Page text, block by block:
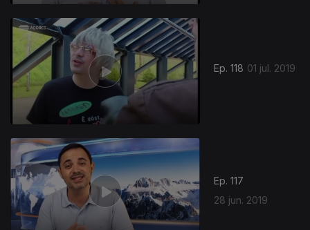
Ep. 118 01 jul. 2019
Ep. 117
28 jun. 2019